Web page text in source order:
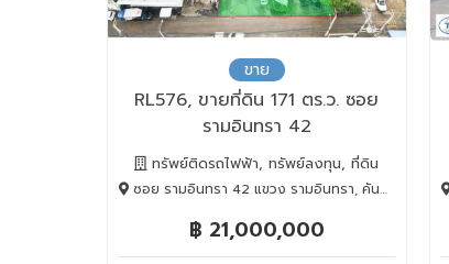
ขาย
RL576, ขายที่ดิน 171 ตร.ว. ซอย
รามอินทรา 42
ทรัพย์ติดรถไฟฟ้า, ทรัพย์ลงทุน, ที่ดิน
ซอย รามอินทรา 42 แขวง รามอินทรา, คันนายาว, BANGKOK , 10230
฿ 21,000,000